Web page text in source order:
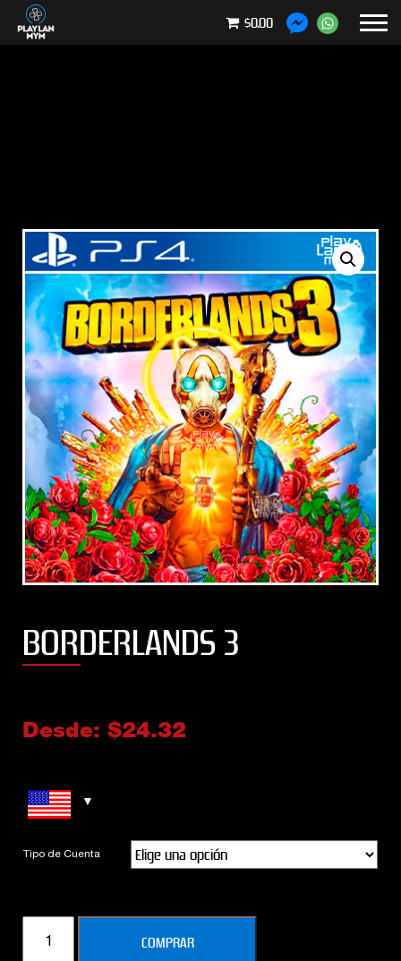
$0.00
BORDERLANDS 3
Desde: $24.32
Tipo de Cuenta
COMPRAR